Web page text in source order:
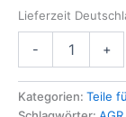
Lieferzeit
-
Thermostat
TE170
+
Kategorien: Teile